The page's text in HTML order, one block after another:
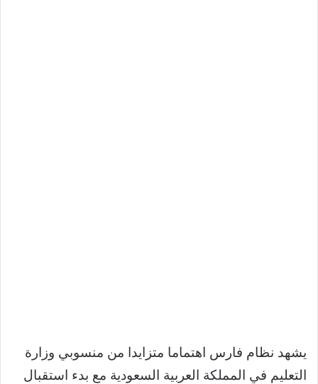
يشهد نظام فارس اهتماما متزايدا من منسوبي وزارة
التعليم في المملكة العربية السعودية مع بدء استقبال